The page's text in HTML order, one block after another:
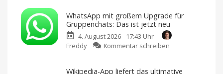
Level
Weitere
und
In-
Bluesky-
Client
kann
jetzt
WhatsApp mit großem Upgrade für
Gruppenchats: Das ist jetzt neu
4. August 2026 - 17:43 Uhr
Freddy
Kommentar schreiben
Wikipedia-App liefert das ultimative